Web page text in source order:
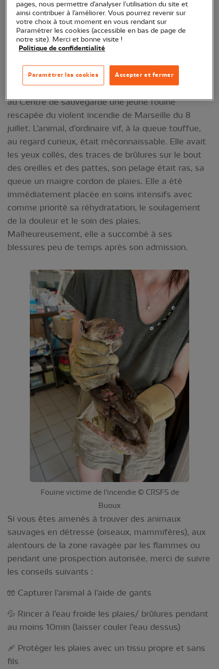
Incendie du massif des Maures en 2021 © Naïs
Pénagé
Il y a tout juste une semaine, nous avons accueilli
au Centre de sauvegarde une jeune fouine
rescapée du violent incendie de Marseille du 8
juillet. L’animal, d’ordinaire vif, à la queue touffue,
au regard curieux, était méconnaissable. Elle avait
les yeux collés, des traces de brûlures sur le bout
des oreilles et des pattes, son pelage était ras, sa
queue un maigre cordon de plaies. Elle a été
immédiatement placée en soins intensifs avec
comme priorité sa réhydratation, le soulagement
de la douleur et le soin des plaies.
Malheureusement, elle a succombé à ses
blessures peu de temps après son admission.
Fouine victime de l'incendie © CRSFS de
Buoux
Si vous êtes amenés à trouver des animaux
sauvages en détresse (oiseaux, mammifères), aux
alentours de la zone ravagée par les flammes ou
pendant une prospection autorisée, merci de suivre
les conseils suivants :
🧤 Capturer l’animal à l’aide de gants
💦 Rincer à l’eau froide les plaies/ brûlures pendant
au moins 10min (laisser couler l’eau dessus)
🩹 Protéger les plaies avec un tissu propre et sans
fils
pages, nous permettre d’analyser l’utilisation du site et
ainsi contribuer à l’améliorer. Vous pourrez revenir sur
votre choix à tout moment en vous rendant sur
Paramétrer les cookies (accessible en bas de page de
notre site). Merci et bonne visite !
Politique de confidentialité
Accepter et fermer
Paramétrer les cookies